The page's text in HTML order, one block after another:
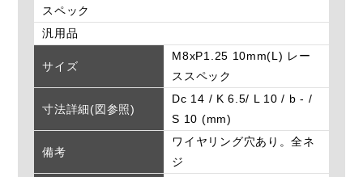
スペック
汎用品
サイズ
M8xP1.25 10mm(L) レー
ススペック
寸法詳細(図参照)
Dc 14 / K 6.5/ L 10 / b - /
S 10 (mm)
備考
ワイヤリング穴あり。全ネ
ジ